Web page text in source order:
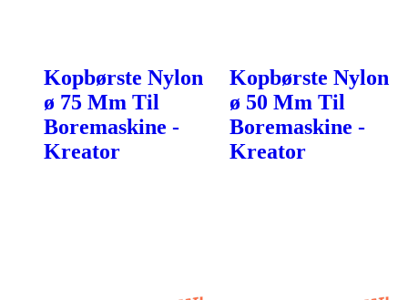
Kopbørste Nylon
ø 75 Mm Til
Boremaskine -
Kreator
Kopbørste Nylon
ø 50 Mm Til
Boremaskine -
Kreator